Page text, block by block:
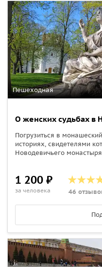
Пешеходная
О женских судьбах в
Погрузиться в
историях, свидетелями
Новодевичьего
1 200 ₽
за человека 46